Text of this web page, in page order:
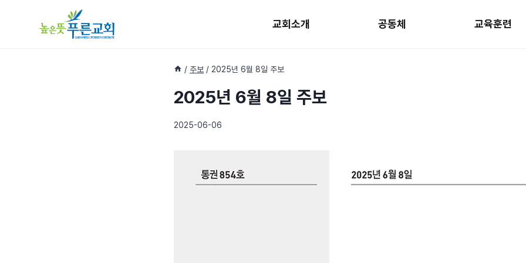
교회소개 공동체 교육훈련
/ 주보 / 2025년 6월 8일 주보
2025년 6월 8일 주보
2025-06-06